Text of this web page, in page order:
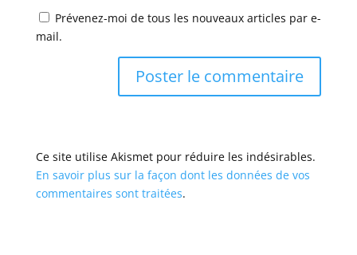
Prévenez-moi de tous les nouveaux articles par e-
mail.
Ce site utilise Akismet pour réduire les indésirables.
En savoir plus sur la façon dont les données de vos
commentaires sont traitées.